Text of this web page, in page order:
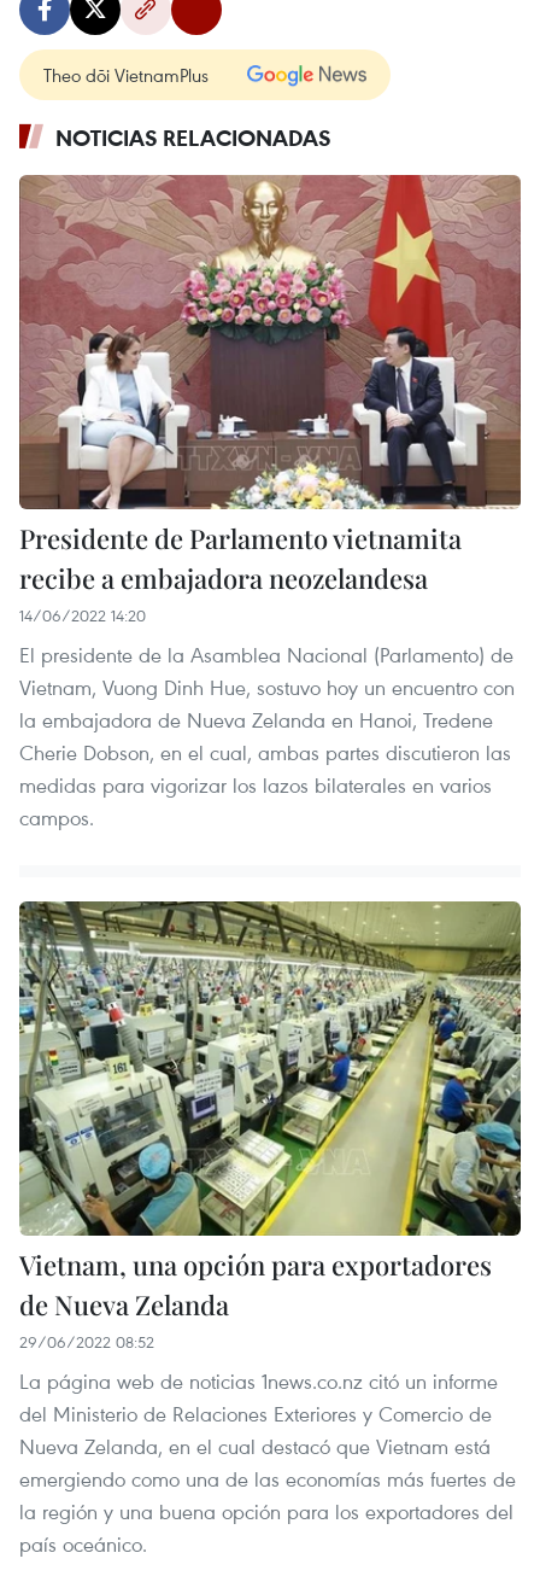
Theo dõi VietnamPlus
NOTICIAS RELACIONADAS
Presidente de Parlamento vietnamita
recibe a embajadora neozelandesa
14/06/2022 14:20
El presidente de la Asamblea Nacional (Parlamento) de
Vietnam, Vuong Dinh Hue, sostuvo hoy un encuentro con
la embajadora de Nueva Zelanda en Hanoi, Tredene
Cherie Dobson, en el cual, ambas partes discutieron las
medidas para vigorizar los lazos bilaterales en varios
campos.
Vietnam, una opción para exportadores
de Nueva Zelanda
29/06/2022 08:52
La página web de noticias 1news.co.nz citó un informe
del Ministerio de Relaciones Exteriores y Comercio de
Nueva Zelanda, en el cual destacó que Vietnam está
emergiendo como una de las economías más fuertes de
la región y una buena opción para los exportadores del
país oceánico.